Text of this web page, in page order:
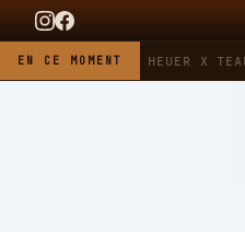
EN CE MOMENTTAG HEUER X